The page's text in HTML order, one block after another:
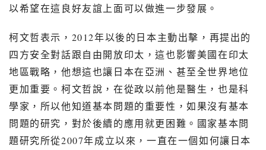
以希望在這良好友誼上面可以做進一步發展。
柯文哲表示， 2012年以後的日本主動出擊，再提出的
四方安全對話跟自由開放印太，這也影響美國在印太
地區戰略，他想這也讓日本在亞洲、甚至全世界地位
更加重要。柯文哲說，在從政以前他是醫生，也是科
學家，所以他知道基本問題的重要性，如果沒有基本
問題的研究，對於後續的應用就更困難。國家基本問
題研究所從2007年成立以來，一直在一個如何讓日本